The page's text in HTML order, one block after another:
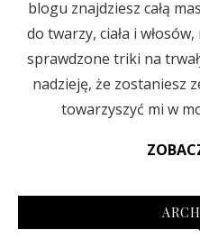
blogu znajdziesz całą
do twarzy, ciała i
sprawdzone triki na
nadzieję, że zostaniesz
towarzyszyć mi w